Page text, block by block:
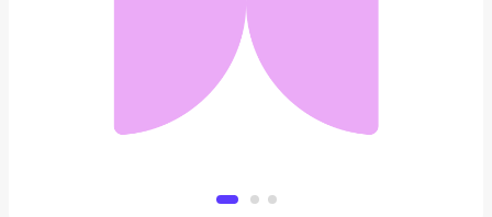
LABUBU THE MONSTERS Have a Seat
5 996 ₽
Добавить в вишлист